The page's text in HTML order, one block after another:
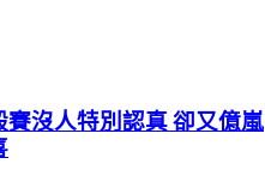
沒人特別認真 卻又億嵐